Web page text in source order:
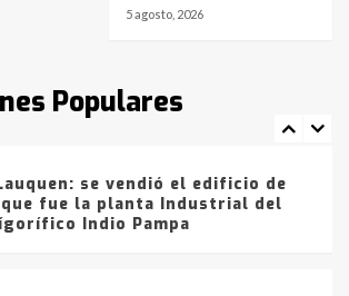
5 agosto, 2026
Populares
detenidos por
de drogas en la
del sábado
se vendió el edificio de
fue la planta Industrial del
Indio Pampa